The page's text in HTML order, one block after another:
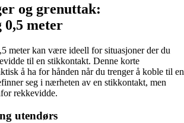
og grenuttak:
0,5 meter
meter kan være ideell for situasjoner der du
til en stikkontakt. Denne korte
å ha for hånden når du trenger å koble til en
seg i nærheten av en stikkontakt, men
rekkevidde.
utendørs